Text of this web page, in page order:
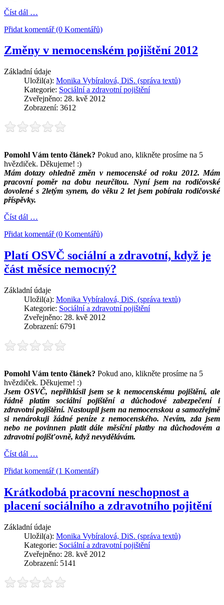
Číst dál …
Přidat komentář (0 Komentářů)
Změny v nemocenském pojištění 2012
Základní údaje
Uložil(a): Monika Vybíralová, DiS. (správa textů)
Kategorie: Sociální a zdravotní pojištění
Zveřejněno: 28. kvě 2012
Zobrazení: 3612
Pomohl Vám tento článek? Pokud ano, klikněte prosíme na 5
hvězdiček. Děkujeme! :)
Mám dotazy ohledně změn v nemocenské od roku 2012. Mám
pracovní poměr na dobu neurčitou. Nyní jsem na rodičovské
dovolené s 2letým synem, do věku 2 let jsem pobírala rodičovské
příspěvky.
Číst dál …
Přidat komentář (0 Komentářů)
Platí OSVČ sociální a zdravotní, když je
část měsíce nemocný?
Základní údaje
Uložil(a): Monika Vybíralová, DiS. (správa textů)
Kategorie: Sociální a zdravotní pojištění
Zveřejněno: 28. kvě 2012
Zobrazení: 6791
Pomohl Vám tento článek? Pokud ano, klikněte prosíme na 5
hvězdiček. Děkujeme! :)
Jsem OSVČ, nepřihlásil jsem se k nemocenskému pojištění, ale
řádně platím sociální pojištění a důchodové zabezpečení i
zdravotní pojištění. Nastoupil jsem na nemocenskou a samozřejmě
si nenárokuji žádné peníze z nemocenského. Nevím, zda jsem
nebo ne povinnen platit dále měsíční platby na důchodovém a
zdravotní pojišťovně, když nevydělávám.
Číst dál …
Přidat komentář (1 Komentář)
Krátkodobá pracovní neschopnost a
placení sociálního a zdravotního pojitění
Základní údaje
Uložil(a): Monika Vybíralová, DiS. (správa textů)
Kategorie: Sociální a zdravotní pojištění
Zveřejněno: 28. kvě 2012
Zobrazení: 5141